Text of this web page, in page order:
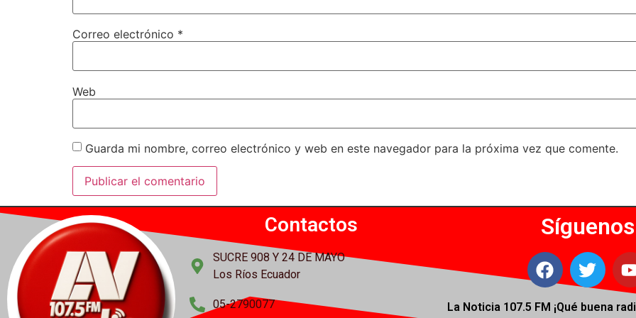
Correo electrónico *
Web
Guarda mi nombre, correo electrónico y web en este navegador para la próxima vez que comente.
Contactos
SUCRE 908 Y 24 DE MAYO
Los Ríos Ecuador
05-2790077
Síguenos
La Noticia 107.5 FM ¡Qué buena